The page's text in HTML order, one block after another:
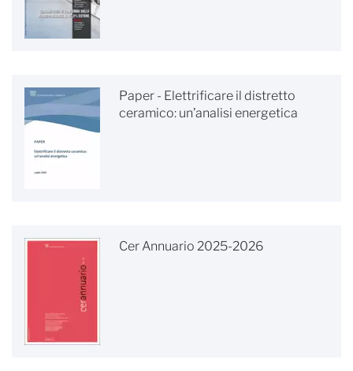
Paper - Elettrificare il distretto
ceramico: un’analisi energetica
Cer Annuario 2025-2026